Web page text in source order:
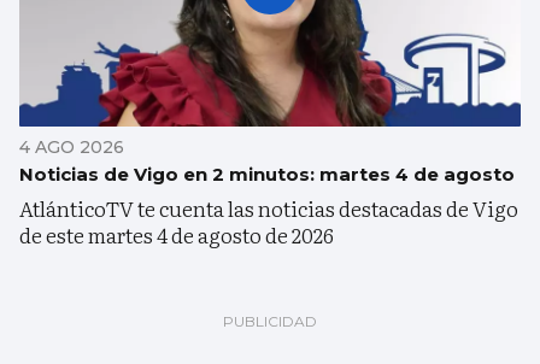
4 AGO 2026
Noticias de Vigo en 2 minutos: martes 4 de agosto
AtlánticoTV te cuenta las noticias destacadas de Vigo
de este martes 4 de agosto de 2026